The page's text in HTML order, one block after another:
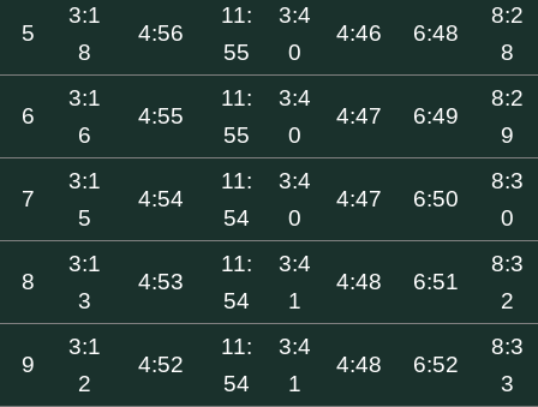
5
3:1
8
4:56
11:
55
3:4
0
4:46 6:48
8:2
8
6
3:1
6
4:55
11:
55
3:4
0
4:47 6:49
8:2
9
7
3:1
5
4:54
11:
54
3:4
0
4:47 6:50
8:3
0
8
3:1
3
4:53
11:
54
3:4
1
4:48 6:51
8:3
2
9
3:1
2
4:52
11:
54
3:4
1
4:48 6:52
8:3
3